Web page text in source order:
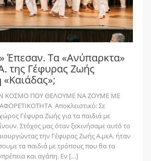
Έπεσαν. Τα «Ανύπαρκτα»
της Γέφυρας Ζωής
«Καιάδας»;
ΚΟΣΜΟ ΠΟΥ ΘΕΛΟΥΜΕ ΝΑ ΖΟΥΜΕ ΜΕ
Αποκλειστικό: Σε
Γέφυρα Ζωής για τα παιδιά με
Στόχος μας όταν ξεκινήσαμε αυτό το
την Γέφυρας Ζωής Α.μεΑ. ήταν
τα παιδιά με τρόπους που θα τα
και αγάπη. Εν […]